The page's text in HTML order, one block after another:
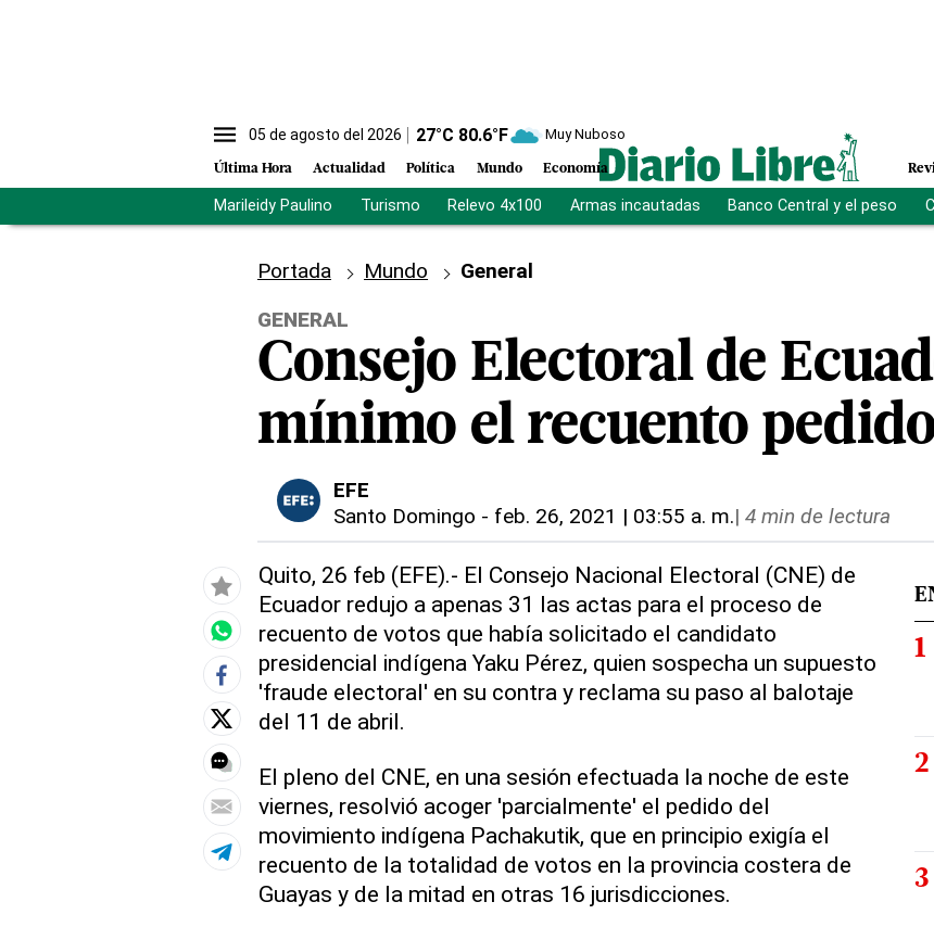
05 de agosto del 2026 27°C 80.6°F Muy Nuboso
Última Hora Actualidad Política Mundo Economía
Marileidy Paulino Turismo Relevo 4x100 Armas incautadas Banco Central y el peso
Portada Mundo
General
GENERAL
Consejo Electoral de
mínimo el recuento
EFE
Santo Domingo - feb. 26, 2021 | 03:55 a. m.| 4 min de lectura
Quito, 26 feb (EFE).- El Consejo Nacional Electoral (CNE) de
Ecuador redujo a apenas 31 las actas para el proceso de
recuento de votos que había solicitado el candidato
presidencial indígena Yaku Pérez, quien sospecha un supuesto
'fraude electoral' en su contra y reclama su paso al balotaje
del 11 de abril.
El pleno del CNE, en una sesión efectuada la noche de este
viernes, resolvió acoger 'parcialmente' el pedido del
movimiento indígena Pachakutik, que en principio exigía el
recuento de la totalidad de votos en la provincia costera de
Guayas y de la mitad en otras 16 jurisdicciones.